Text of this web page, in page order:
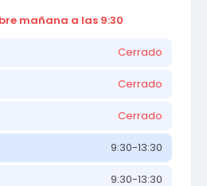
mañana a las 9:30
Cerrado
Cerrado
Cerrado
9:30-13:30
9:30-13:30